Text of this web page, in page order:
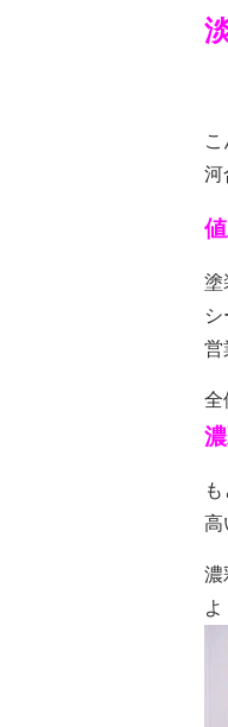
こ
河
塗
営
全
高
濃